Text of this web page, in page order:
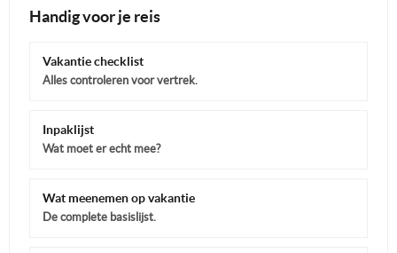
Handig voor je reis
Vakantie checklist
Alles controleren voor vertrek.
Inpaklijst
Wat moet er echt mee?
Wat meenemen op vakantie
De complete basislijst.